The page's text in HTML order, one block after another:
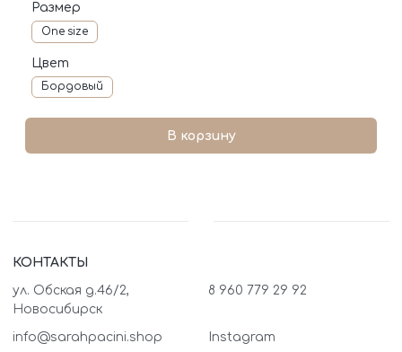
Размер
One size
Цвет
Бордовый
В корзину
КОНТАКТЫ
ул. Обская д.46/2,
Новосибирск
8 960 779 29 92
info@sarahpacini.shop Instagram